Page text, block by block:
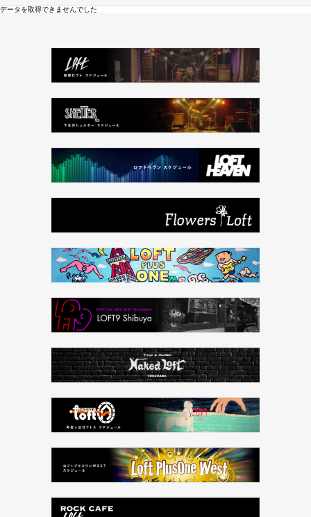
データを取得できませんでした